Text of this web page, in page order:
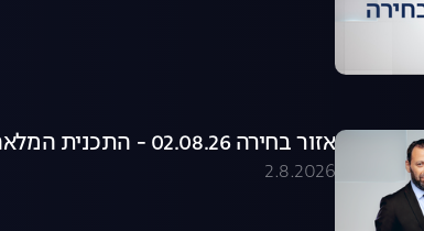
אזור בחירה 02.08.26 - התכנית המלאה
2.8.2026